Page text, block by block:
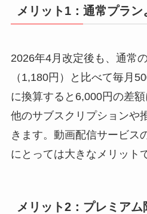
メリット1：通常プラ
2026年4月改定後も、通常
（1,180円）と比べて毎月
に換算すると6,000円の差
他のサブスクリプションや
きます。動画配信サービス
にとっては大きなメリット
メリット2：プレミア